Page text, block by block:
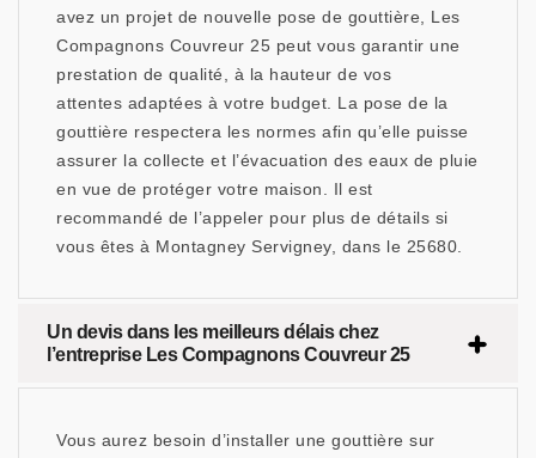
avez un projet de nouvelle pose de gouttière, Les
Compagnons Couvreur 25 peut vous garantir une
prestation de qualité, à la hauteur de vos
attentes adaptées à votre budget. La pose de la
gouttière respectera les normes afin qu’elle puisse
assurer la collecte et l’évacuation des eaux de pluie
en vue de protéger votre maison. Il est
recommandé de l’appeler pour plus de détails si
vous êtes à Montagney Servigney, dans le 25680.
Un devis dans les meilleurs délais chez
l’entreprise Les Compagnons Couvreur 25
Vous aurez besoin d’installer une gouttière sur